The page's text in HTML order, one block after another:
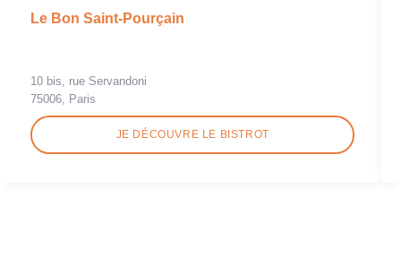
Le Bon Saint-Pourçain
10 bis, rue Servandoni
75006, Paris
JE DÉCOUVRE LE BISTROT